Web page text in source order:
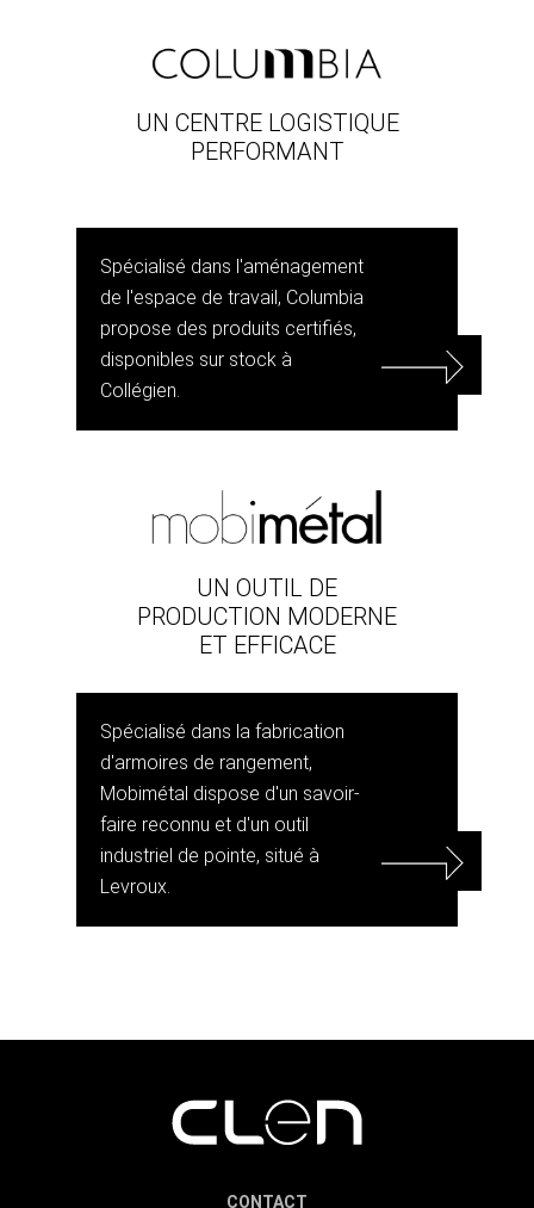
UN CENTRE LOGISTIQUE
PERFORMANT
Spécialisé dans l'aménagement
de l'espace de travail, Columbia
propose des produits certifiés,
disponibles sur stock à
Collégien.
UN OUTIL DE
PRODUCTION MODERNE
ET EFFICACE
Spécialisé dans la fabrication
d'armoires de rangement,
Mobimétal dispose d'un savoir-
faire reconnu et d'un outil
industriel de pointe, situé à
Levroux.
CONTACT